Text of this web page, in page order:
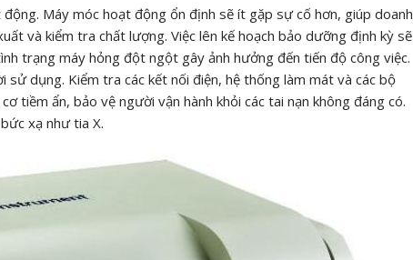
Máy móc hoạt động ổn định sẽ ít gặp sự cố hơn, giúp doanh
và kiểm tra chất lượng. Việc lên kế hoạch bảo dưỡng định kỳ sẽ
trạng máy hỏng đột ngột gây ảnh hưởng đến tiến độ công việc.
dụng. Kiểm tra các kết nối điện, hệ thống làm mát và các bộ
tiềm ẩn, bảo vệ người vận hành khỏi các tai nạn không đáng có.
xạ như tia X.